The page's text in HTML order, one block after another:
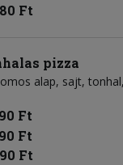
Ft
pizza
alap sajt tonhal
Ft
Ft
Ft